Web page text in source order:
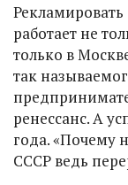
работает не
только в
так
ренессанс. А
года. «Почему
СССР ведь